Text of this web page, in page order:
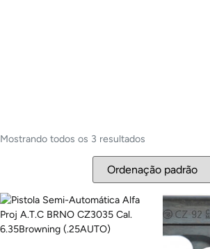
Mostrando todos os 3 resultados